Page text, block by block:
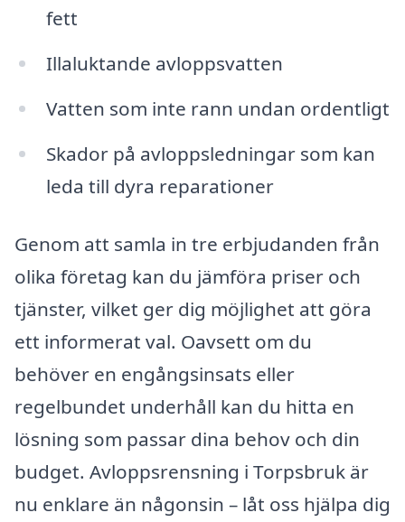
fett
Illaluktande avloppsvatten
Vatten som inte rann undan ordentligt
Skador på avloppsledningar som kan
leda till dyra reparationer
Genom att samla in tre erbjudanden från
olika företag kan du jämföra priser och
tjänster, vilket ger dig möjlighet att göra
ett informerat val. Oavsett om du
behöver en engångsinsats eller
regelbundet underhåll kan du hitta en
lösning som passar dina behov och din
budget. Avloppsrensning i Torpsbruk är
nu enklare än någonsin – låt oss hjälpa dig